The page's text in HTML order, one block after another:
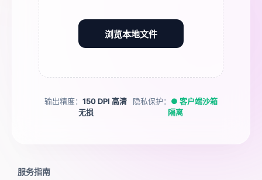
浏览本地文件
输出精度：150 DPI 高清
无损
隐私保护： ● 客户端沙箱
隔离
服务指南